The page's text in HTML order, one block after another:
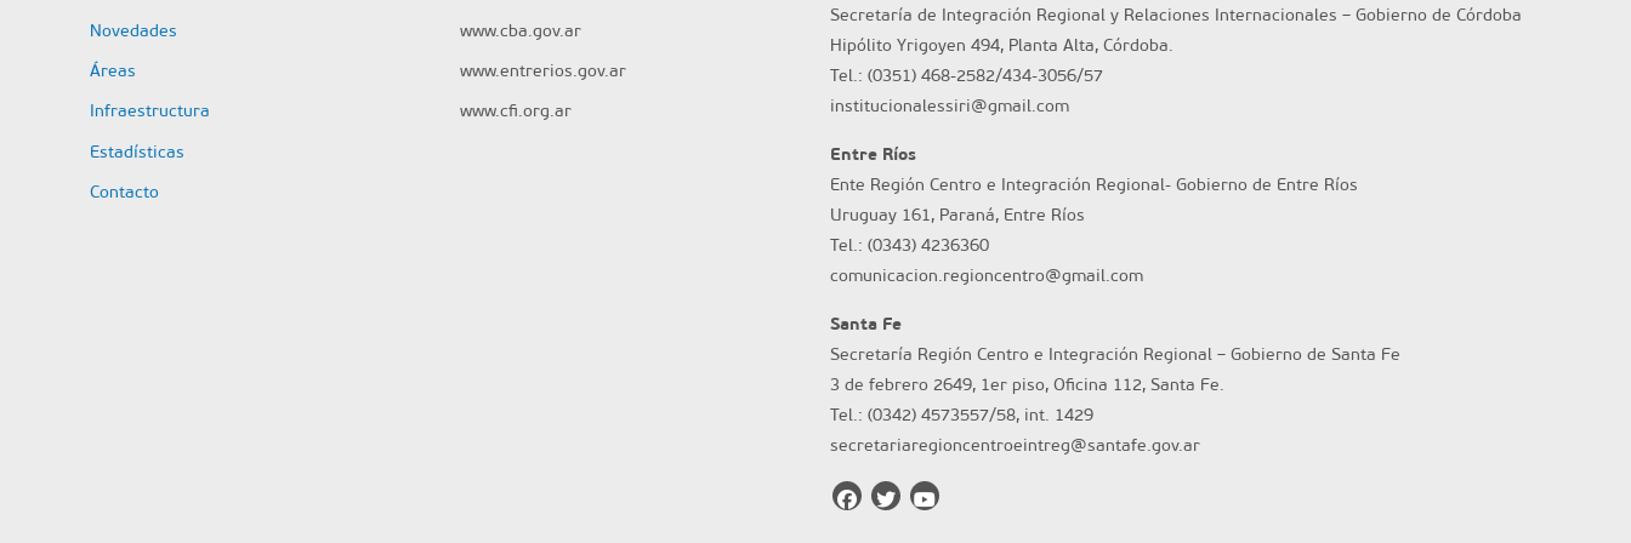
Novedades
Áreas
Infraestructura
Estadísticas
Contacto
www.cba.gov.ar
www.entrerios.gov.ar
www.cfi.org.ar
Secretaría de Integración Regional y Relaciones Internacionales – Gobierno de Córdoba
Hipólito Yrigoyen 494, Planta Alta, Córdoba.
Tel.: (0351) 468-2582/434-3056/57
institucionalessiri@gmail.com
Entre Ríos
Ente Región Centro e Integración Regional- Gobierno de Entre Ríos
Uruguay 161, Paraná, Entre Ríos
Tel.: (0343) 4236360
comunicacion.regioncentro@gmail.com
Santa Fe
Secretaría Región Centro e Integración Regional – Gobierno de Santa Fe
3 de febrero 2649, 1er piso, Oficina 112, Santa Fe.
Tel.: (0342) 4573557/58, int. 1429
secretariaregioncentroeintreg@santafe.gov.ar